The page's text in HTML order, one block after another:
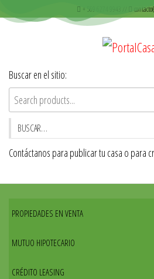
+ 569 6274 9943 //
PortalCasas
Buscar en el sitio:
BUSCAR…
Contáctanos para publicar tu casa o para
PROPIEDADES EN VENTA
MUTUO HIPOTECARIO
CRÉDITO LEASING